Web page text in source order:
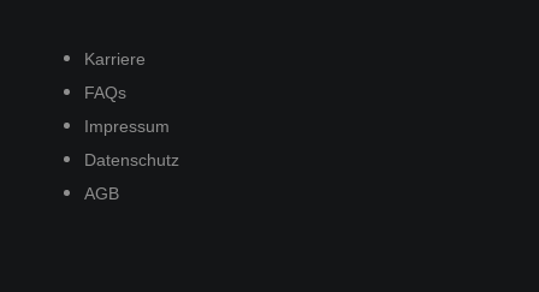
Karriere
FAQs
Impressum
Datenschutz
AGB